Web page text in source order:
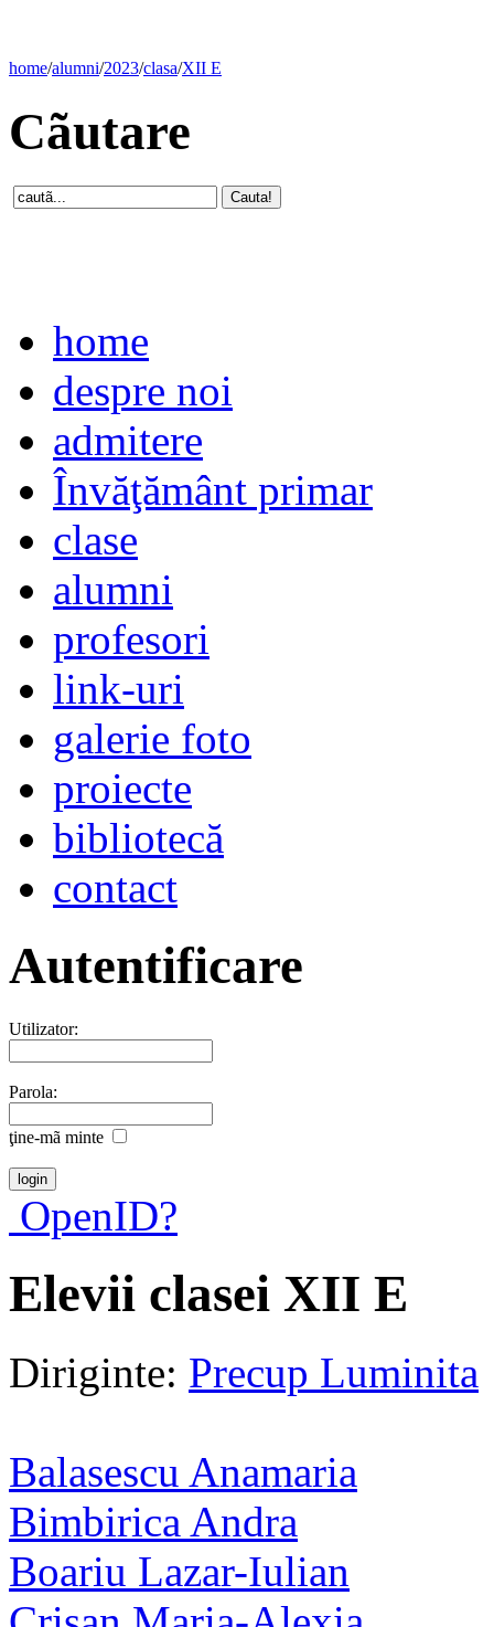
home/alumni/2023/clasa/XII E
Cãutare
home
despre noi
admitere
Învăţământ primar
clase
alumni
profesori
link-uri
galerie foto
proiecte
bibliotecă
contact
Autentificare
Utilizator:
Parola:
ţine-mã minte
OpenID?
Elevii clasei XII E
Diriginte: Precup Luminita
Balasescu Anamaria
Bimbirica Andra
Boariu Lazar-Iulian